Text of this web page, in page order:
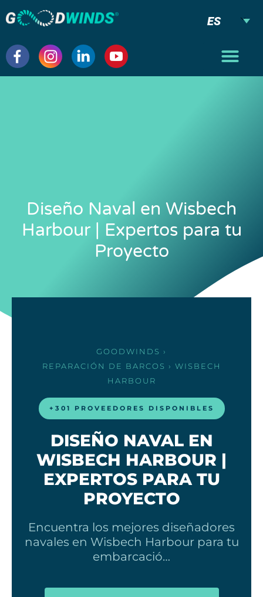
ES
Diseño Naval en Wisbech
Harbour | Expertos para tu
Proyecto
GOODWINDS ›
REPARACIÓN DE BARCOS › WISBECH
HARBOUR
+301 PROVEEDORES DISPONIBLES
DISEÑO NAVAL EN
WISBECH HARBOUR |
EXPERTOS PARA TU
PROYECTO
Encuentra los mejores diseñadores
navales en Wisbech Harbour para tu
embarcació…